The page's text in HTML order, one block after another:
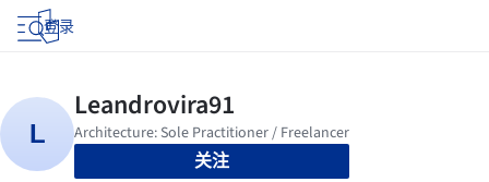
登录
关注